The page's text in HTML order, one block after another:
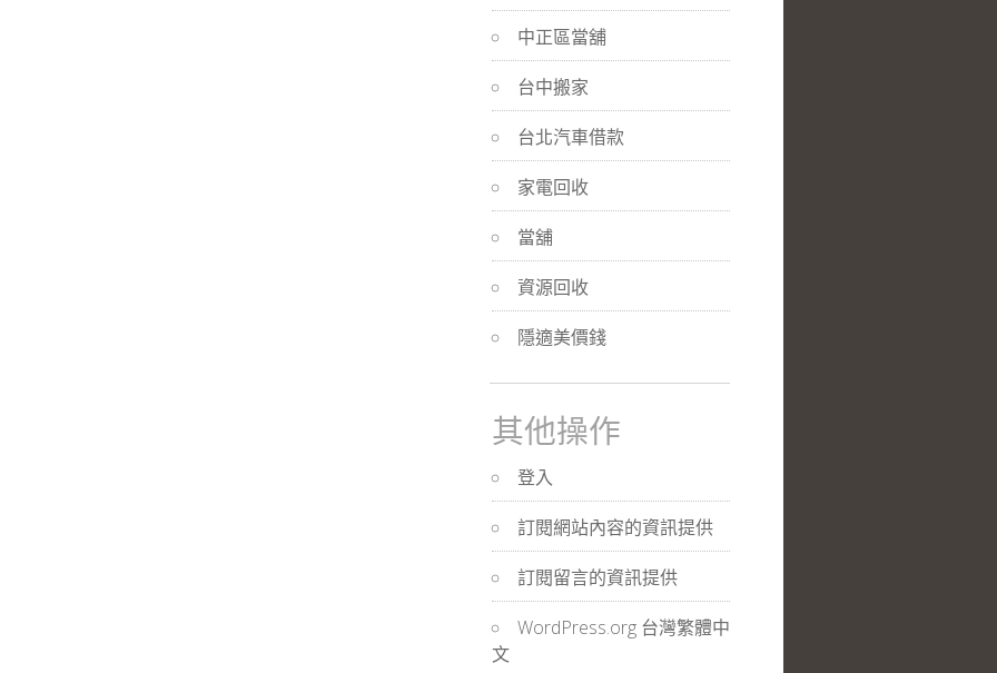
中正區當舖
台中搬家
台北汽車借款
家電回收
當舖
資源回收
隱適美價錢
其他操作
登入
訂閱網站內容的資訊提供
訂閱留言的資訊提供
WordPress.org 台灣繁體中
文